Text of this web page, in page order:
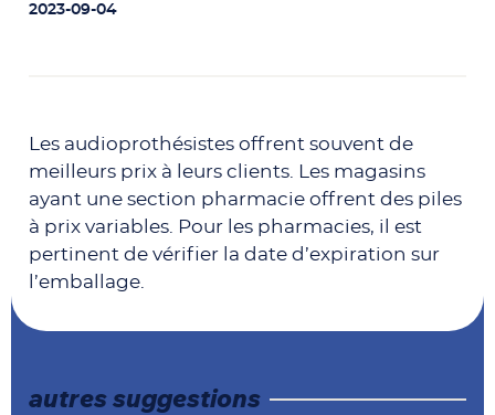
2023-09-04
Les audioprothésistes offrent souvent de
meilleurs prix à leurs clients. Les magasins
ayant une section pharmacie offrent des piles
à prix variables. Pour les pharmacies, il est
pertinent de vérifier la date d’expiration sur
l’emballage.
autres suggestions